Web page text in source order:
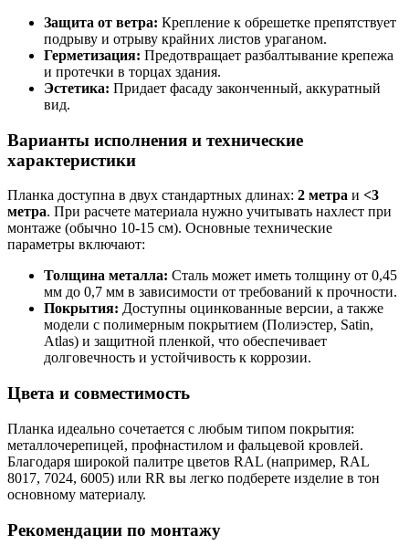
Защита от ветра: Крепление к обрешетке препятствует
подрыву и отрыву крайних листов ураганом.
Герметизация: Предотвращает разбалтывание крепежа
и протечки в торцах здания.
Эстетика: Придает фасаду законченный, аккуратный
вид.
Варианты исполнения и технические
характеристики
Планка доступна в двух стандартных длинах: 2 метра и <3
метра. При расчете материала нужно учитывать нахлест при
монтаже (обычно 10-15 см). Основные технические
параметры включают:
Толщина металла: Сталь может иметь толщину от 0,45
мм до 0,7 мм в зависимости от требований к прочности.
Покрытия: Доступны оцинкованные версии, а также
модели с полимерным покрытием (Полиэстер, Satin,
Atlas) и защитной пленкой, что обеспечивает
долговечность и устойчивость к коррозии.
Цвета и совместимость
Планка идеально сочетается с любым типом покрытия:
металлочерепицей, профнастилом и фальцевой кровлей.
Благодаря широкой палитре цветов RAL (например, RAL
8017, 7024, 6005) или RR вы легко подберете изделие в тон
основному материалу.
Рекомендации по монтажу